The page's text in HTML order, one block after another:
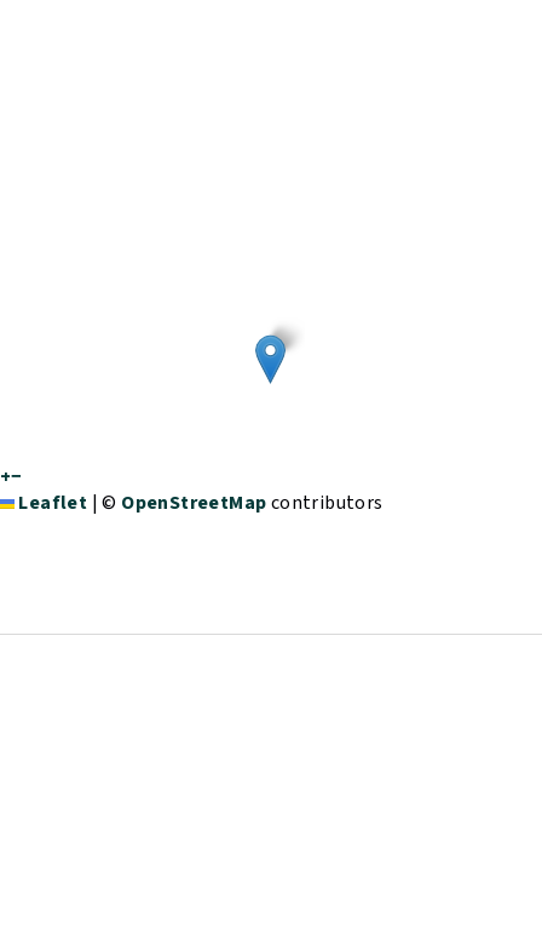
+−
Leaflet |© OpenStreetMapcontributors